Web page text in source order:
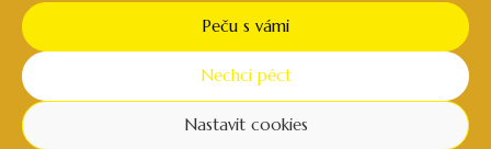
Peču s vámi
Nechci péct
Nastavit cookies
zpracováním.
zajímavosti a tipy ze světa kosmetiky a online
podnikání. Svůj souhlas můžete odvolat skrze odhlašovací
odkaz v každém emailu.